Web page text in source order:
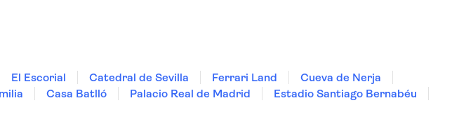
El Escorial Catedral de Sevilla Ferrari Land
Cueva de Nerja
Casa Batlló Palacio Real de Madrid
Estadio Santiago Bernabéu